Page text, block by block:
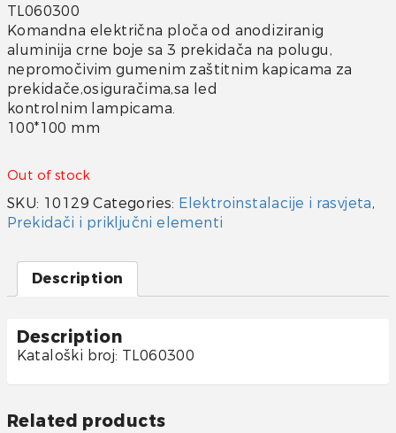
TL060300
Komandna električna ploča od anodiziranig
aluminija crne boje sa 3 prekidača na polugu,
nepromočivim gumenim zaštitnim kapicama za
prekidače,osiguračima,sa led
kontrolnim lampicama.
100*100 mm
Out of stock
SKU: 10129 Categories: Elektroinstalacije i rasvjeta,
Prekidači i priključni elementi
Description
Description
Kataloški broj: TL060300
Related products